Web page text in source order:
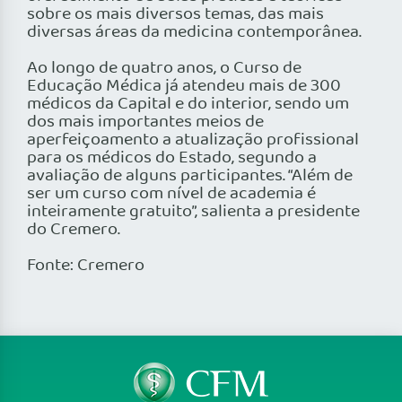
sobre os mais diversos temas, das mais
diversas áreas da medicina contemporânea.
Ao longo de quatro anos, o Curso de
Educação Médica já atendeu mais de 300
médicos da Capital e do interior, sendo um
dos mais importantes meios de
aperfeiçoamento a atualização profissional
para os médicos do Estado, segundo a
avaliação de alguns participantes. “Além de
ser um curso com nível de academia é
inteiramente gratuito”, salienta a presidente
do Cremero.
Fonte: Cremero